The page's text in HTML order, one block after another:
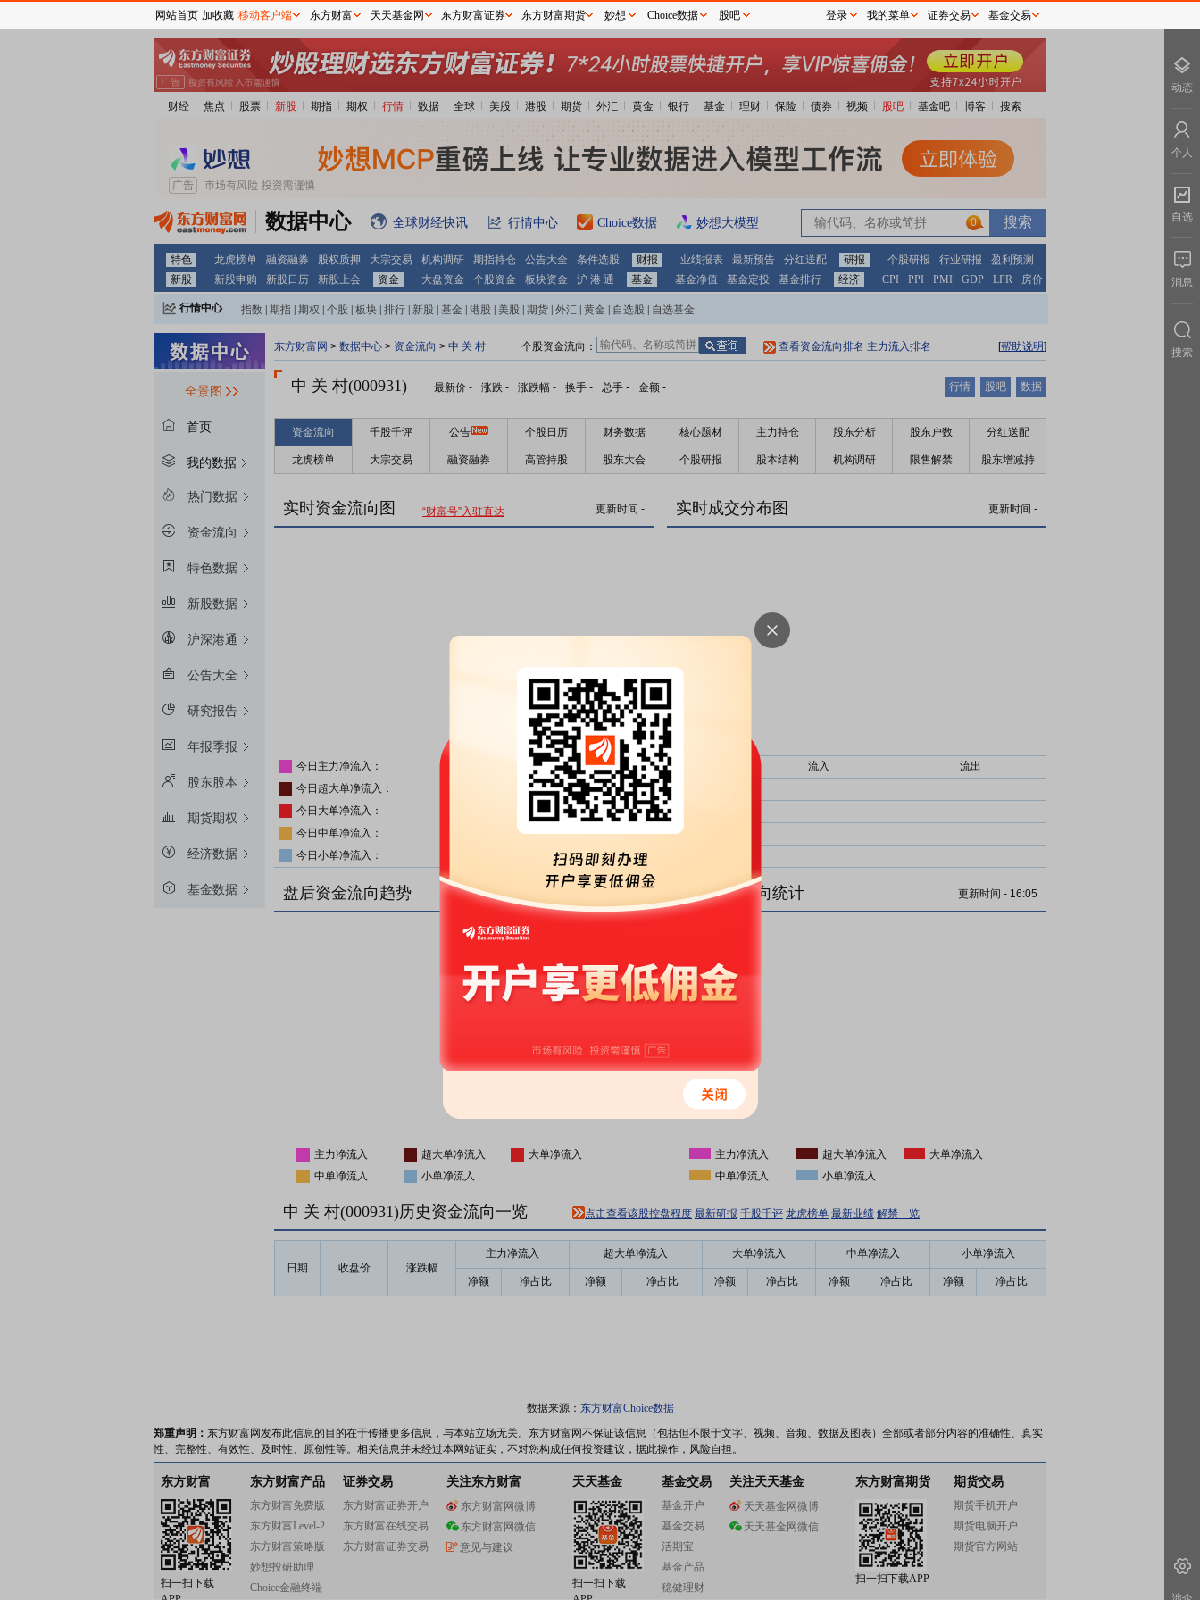
财经 焦点 股票 新股 期指 期权 行情 数据 全球 美股 港股 期货 外汇 黄金 银行 基金 理财 保险 债券 视频 股吧 基金吧 博客 搜索
数据中心 全球财经快讯 行情中心 Choice数据 妙想大模型 0
特色 龙虎榜单 融资融券 股权质押 大宗交易 机构调研 期指持仓 公告大全 条件选股 财报 业绩报表 最新预告 分红送配 研报 个股研报 行业研报
盈利预测
新股
新股申购 新股日历 新股上会 资金 大盘资金 个股资金 板块资金 沪 港 通 基金 基金净值 基金定投 基金排行 经济 CPI PPI PMI GDP LPR 房价
行情中心 指数 期指 期权 个股 板块 排行 新股 基金 港股 美股 期货 外汇 黄金 自选股 自选基金
全景图
首页
我的数据
热门数据
资金流向
特色数据
新股数据
沪深港通
公告大全
研究报告
年报季报
股东股本
期货期权
经济数据
基金数据
东方财富网 > 数据中心 > 资金流向 > 中 关 村 个股资金流向： 查看资金流向排名 主力流入排名 [帮助说明]
中 关 村(000931) 最新价 - 涨跌 - 涨跌幅 - 换手 - 总手 - 金额 - 行情 股吧 数据
资金流向 千股千评 公告 个股日历 财务数据 核心题材 主力持仓 股东分析 股东户数 分红送配
龙虎榜单 大宗交易 融资融券 高管持股 股东大会 个股研报 股本结构 机构调研 限售解禁 股东增减持
实时资金流向图 “财富号”入驻直达 更新时间 -
今日主力净流入：
主力净比：
今日超大单净流入：
超大单净比：
今日大单净流入：
大单净比：
今日中单净流入：
中单净比：
今日小单净流入：
实时成交分布图 更新时间 -
流入
流出
盘后资金流向趋势
主力净流入 超大单净流入
大单净流入
中单净流入
小单净流入
盘后资金流向统计 更新时间 - 16:05
主力净流入 超大单净流入
大单净流入
中单净流入
小单净流入
中 关 村(000931)历史资金流向一览 点击查看该股控盘程度 最新研报 千股千评 龙虎榜单 最新业绩 解禁一览
日期 收盘价 涨跌幅
主力净流入 超大单净流入 大单净流入 中单净流入 小单净流入
净额 净占比 净额 净占比 净额 净占比 净额 净占比 净额 净占比
数据来源： 东方财富Choice数据
郑重声明： 东方财富网发布此信息的目的在于传播更多信息，与本站立场无关。东方财富网不保证该信息（包括但不限于文字、视频、音频、数据及图表）全部或者部分内容的准确性、真实
性、完整性、有效性、及时性、原创性等。相关信息并未经过本网站证实，不对您构成任何投资建议，据此操作，风险自担。
东方财富
扫一扫下载
东方财富产品
东方财富免费版
东方财富Level-2
东方财富策略版
妙想投研助理
Choice金融终端
证券交易
东方财富证券开户
东方财富在线交易
东方财富证券交易
关注东方财富
东方财富网微博
东方财富网微信
意见与建议
天天基金
扫一扫下载
基金交易
基金开户
基金交易
活期宝
基金产品
稳健理财
关注天天基金
天天基金网微博
天天基金网微信
东方财富期货
扫一扫下载APP
期货交易
期货手机开户
期货电脑开户
期货官方网站
网站首页 加收藏 移动客户端 东方财富 天天基金网 东方财富证券 东方财富期货 妙想 Choice数据 股吧 登录 我的菜单 证券交易 基金交易
动态
个人
自选
消息
搜索